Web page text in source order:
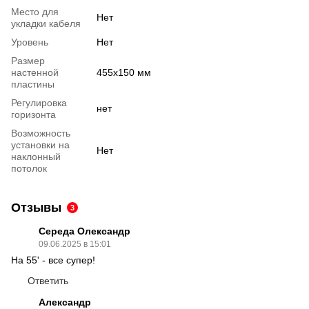
Место для
укладки кабеля
Нет
Уровень
Нет
Размер
настенной
пластины
455х150 мм
Регулировка
горизонта
нет
Возможность
установки на
наклонный
потолок
Нет
Отзывы 3
Середа Олександр
09.06.2025 в 15:01
На 55' - все супер!
Ответить
Александр